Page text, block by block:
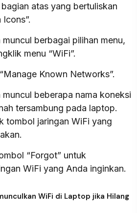
atas yang bertuliskan
berbagai pilihan menu,
menu “WiFi”.
Known Networks”.
muncul beberapa nama koneksi
tersambung pada laptop.
tombol jaringan WiFi yang
“Forgot” untuk
WiFi yang Anda inginkan.
WiFi di Laptop jika Hilang